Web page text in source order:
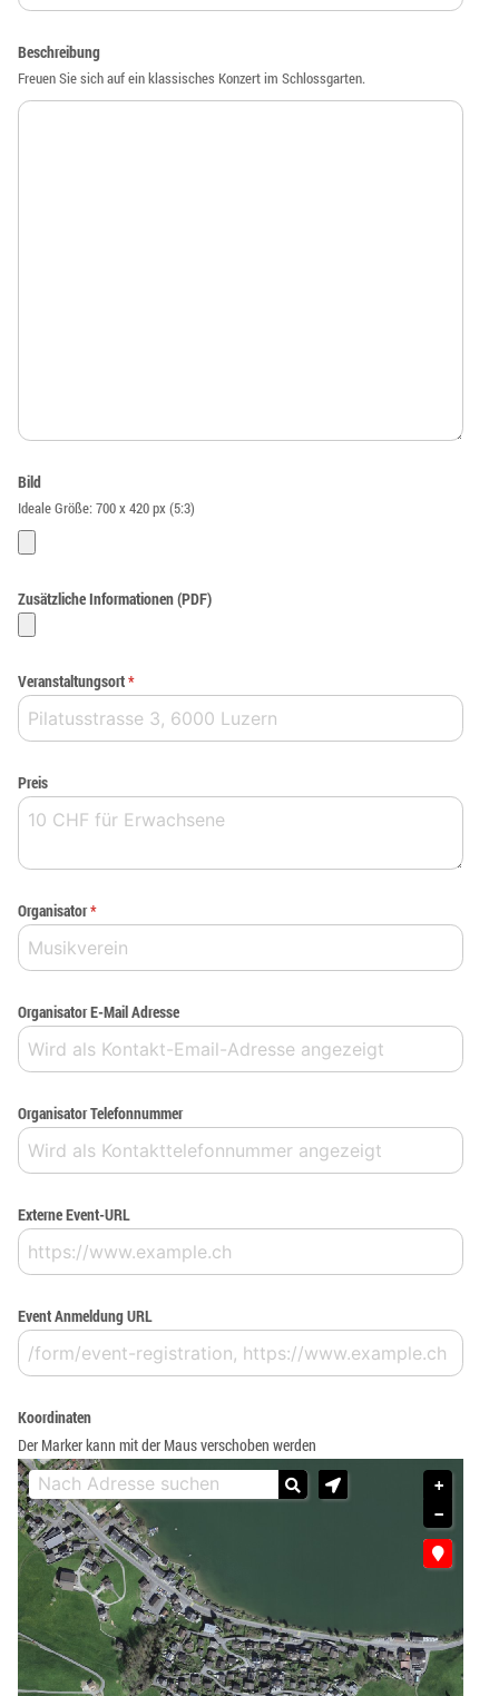
Beschreibung
Freuen Sie sich auf ein klassisches Konzert im Schlossgarten.
Bild
Ideale Größe: 700 x 420 px (5:3)
Zusätzliche Informationen (PDF)
Veranstaltungsort*
Preis
Organisator*
Organisator E-Mail Adresse
Organisator Telefonnummer
Externe Event-URL
Event Anmeldung URL
Koordinaten
Der Marker kann mit der Maus verschoben werden
+
−